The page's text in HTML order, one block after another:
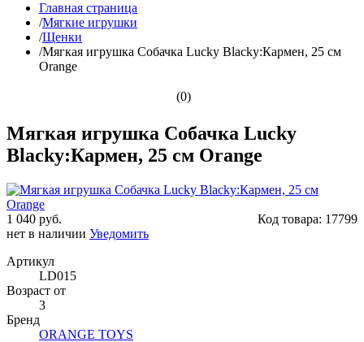
Главная страница
/Мягкие игрушки
/Щенки
/Мягкая игрушка Собачка Lucky Blacky:Кармен, 25 см
Orange
(0)
Мягкая игрушка Собачка Lucky
Blacky:Кармен, 25 см Orange
1 040 руб. Код товара: 17799
нет в наличии Уведомить
Артикул
LD015
Возраст от
3
Бренд
ORANGE TOYS